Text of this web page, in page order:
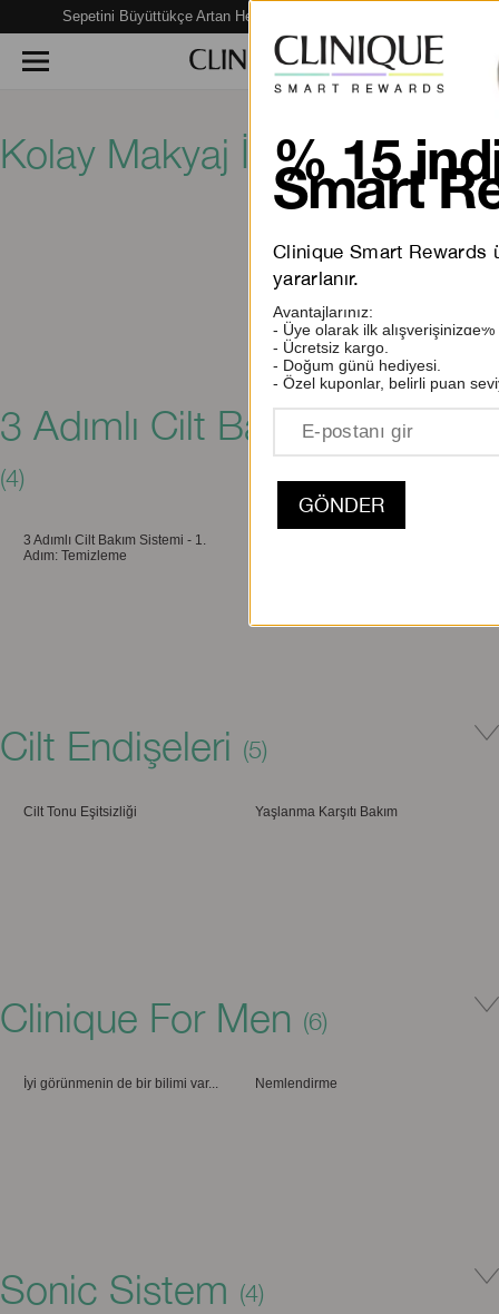
Sepetini Büyüttükçe Artan Hediye Fırsatları Seni Bekliyor!
Kolay Makyaj İpuçları (7)
Canlı Tonlarda Dudak Makyajı Nasıl
3 Adımlı Cilt Bakım Sistemi
(4)
3 Adımlı Cilt Bakım Sistemi - 1.
Adım: Temizleme
Clinique'in Geçmişi
3 Adımlı Cilt Bakım Sistemi - 3.
Adım: Nemlendirme
Cilt Endişeleri (5)
Cilt Tonu Eşitsizliği Yaşlanma Karşıtı Bakım
Akne ve Sivilce Karşıtı Bakım Gözenek Karşıtı Bakım
Clinique For Men (6)
İyi görünmenin de bir bilimi var... Nemlendirme
Normal Ciltler İçin Günlük Bakım Yaşlanma Karşıtı Bakım
Sonic Sistem (4)
% 15
Smart
Clinique Smart Rewards
yararlanır.
Avantajlarınız:
- Üye olarak ilk
- Ücretsiz kargo.
- Doğum günü hediyesi.
- Özel kuponlar, belirli puan